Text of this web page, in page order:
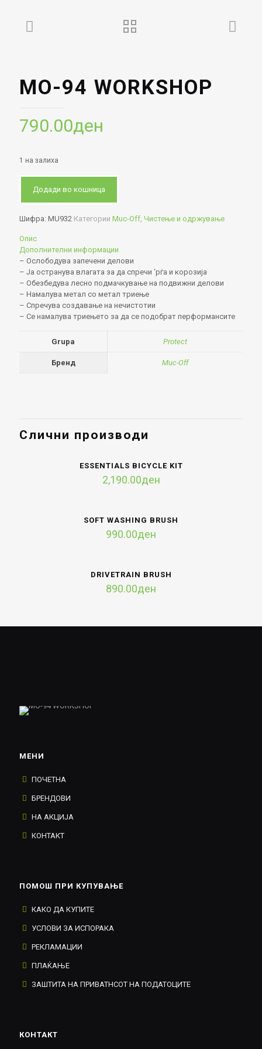
MO-94 WORKSHOP
790.00ден
1 на залиха
Додади во кошница
Шифра: MU932 Категории Muc-Off, Чистење и одржување
Опис
Дополнителни информации
– Ослободува запечени делови
– Ја остранува влагата за да спречи ‘рѓа и корозија
– Обезбедува лесно подмачкување на подвижни делови
– Намалува метал со метал триење
– Спречува создавање на нечистотии
– Се намалува триењето за да се подобрат перформансите
Grupa Protect
Бренд Muc-Off
Слични производи
ESSENTIALS BICYCLE KIT
2,190.00ден
SOFT WASHING BRUSH
990.00ден
DRIVETRAIN BRUSH
890.00ден
МЕНИ
ПОЧЕТНА
БРЕНДОВИ
НА АКЦИЈА
КОНТАКТ
ПОМОШ ПРИ КУПУВАЊЕ
КАКО ДА КУПИТЕ
УСЛОВИ ЗА ИСПОРАКА
РЕКЛАМАЦИИ
ПЛАЌАЊЕ
ЗАШТИТА НА ПРИВАТНСОТ НА ПОДАТОЦИТЕ
КОНТАКТ